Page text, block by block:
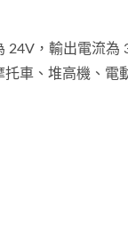
24V，輸出電流為
車、堆高機、電